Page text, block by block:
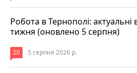
Робота в Тернополі: актуальні
тижня (оновлено 5 серпня)
20 5 серпня 2026 р.